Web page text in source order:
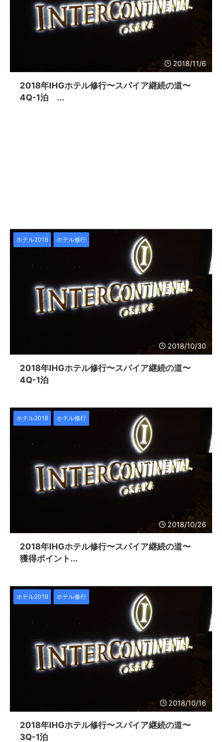
2018/11/6
2018年IHGホテル修行〜スパイア継続の道〜
4Q-1泊 ...
2018/10/30
ホテル2018 ホテル修行
2018年IHGホテル修行〜スパイア継続の道〜
4Q-1泊
2018/10/26
ホテル2018 ホテル修行
2018年IHGホテル修行〜スパイア継続の道〜
獲得ポイント...
2018/10/16
ホテル2018 ホテル修行
2018年IHGホテル修行〜スパイア継続の道〜
3Q-1泊